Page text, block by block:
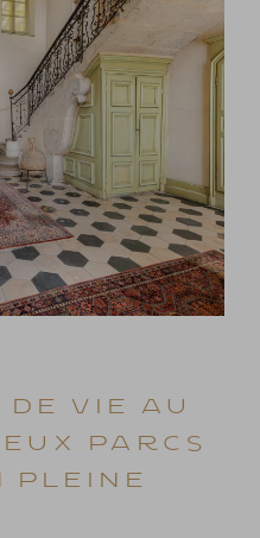
DE VIE AU
PARCS
PLEINE